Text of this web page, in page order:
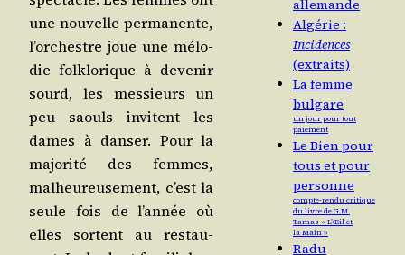
une nou­velle per­ma­nente,
l’or­chestre joue une mélo­
die folk­lo­rique à deve­nir
sourd, les mes­sieurs un
peu saouls invitent les
dames à dan­ser. Pour la
majo­ri­té des femmes,
mal­heu­reu­se­ment, c’est la
seule fois de l’an­née où
elles sortent au res­tau­
allemande
Algérie :
Incidences
(extraits)
La femme
bulgare
un jour pour tout
paiement
Le Bien pour
tous et pour
personne
compte-rendu critique
du livre de G.M.
Tamas « L’Œil et
la Main »
Radu